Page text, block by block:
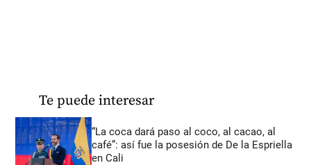
Te puede interesar
“La coca dará paso al coco, al cacao, al
café”: así fue la posesión de De la Espriella
en Cali